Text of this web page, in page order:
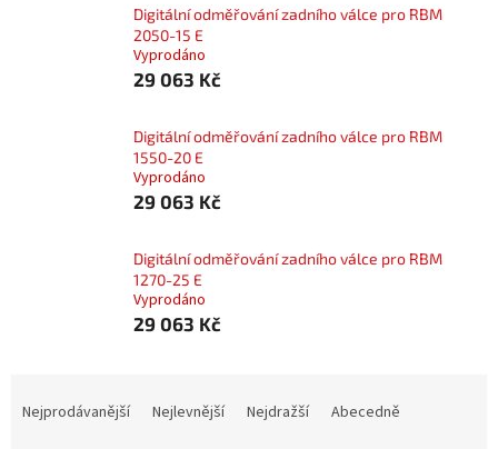
Digitální odměřování zadního válce pro RBM
2050-15 E
Vyprodáno
29 063 Kč
Digitální odměřování zadního válce pro RBM
1550-20 E
Vyprodáno
29 063 Kč
Digitální odměřování zadního válce pro RBM
1270-25 E
Vyprodáno
29 063 Kč
Nejprodávanější Nejlevnější Nejdražší Abecedně